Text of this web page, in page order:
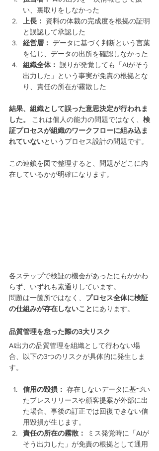
い、裏取りをしなかった
上長：
資料の体裁の完成度を根拠の証明
と誤認して承認した
経営層： データに基づく判断という言葉
を信じ、データの出所を確認しなかった
組織全体： 誤りが発覚しても「AIがそう
出力した」という事実が免責の根拠とな
り、責任の所在が霧散した
結果、組織として誤った意思決定が行われま
した。
これは個人の能力の問題ではなく、 検
証プロセスが組織のワークフローに組み込ま
れていないというプロセス設計の問題です。
この連鎖を図で整理すると、問題がどこに内
在しているかが明確になります。
各ステップで検証の機会があったにもかかわ
らず、いずれも素通りしています。
問題は一箇所ではなく、 プロセス全体に検証
の仕組みが存在しないことにあります。
品質管理を怠った際の3大リスク
AI出力の品質管理を組織として行わない場
合、以下の3つのリスクが具体的に発生しま
す。
信用の毀損： 存在しないデータに基づい
たプレスリリースや顧客提案が外部に出
た場合、事後の訂正では回復できない信
用毀損が生じます。
責任の所在の霧散：
ミス発覚時に「AIが
そう出力した」が免責の根拠として通用